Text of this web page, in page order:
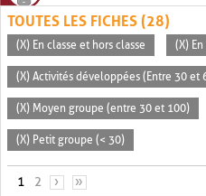
TOUTES LES FICHES (28)
(X) En classe et hors classe (X)
(X) Activités développées (Entre 30 et
(X) Moyen groupe (entre 30 et 100)
(X) Petit groupe (< 30)
PAGES
1 2 › »